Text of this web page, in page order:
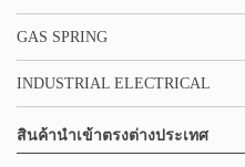
GAS SPRING
INDUSTRIAL ELECTRICAL
สินค้านำเข้าตรงต่างประเทศ